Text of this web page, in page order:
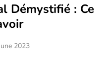
Démystifié : Ce
2023